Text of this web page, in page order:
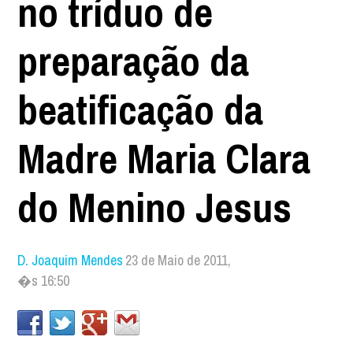
no tríduo de
preparação da
beatificação da
Madre Maria Clara
do Menino Jesus
D. Joaquim Mendes 23 de Maio de 2011,
�s 16:50